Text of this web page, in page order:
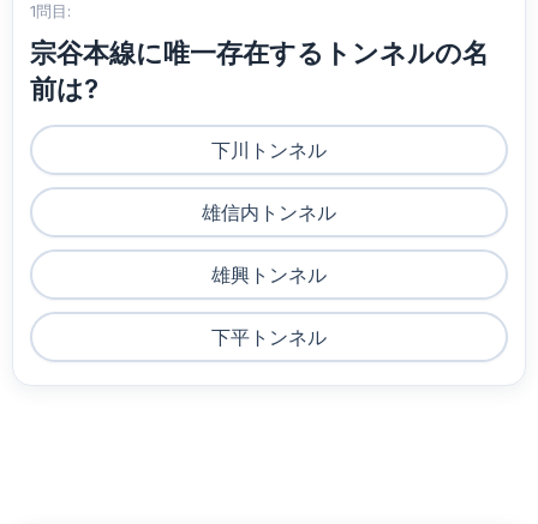
1問目:
宗谷本線に唯一存在するトンネルの名
前は?
下川トンネル
雄信内トンネル
雄興トンネル
下平トンネル